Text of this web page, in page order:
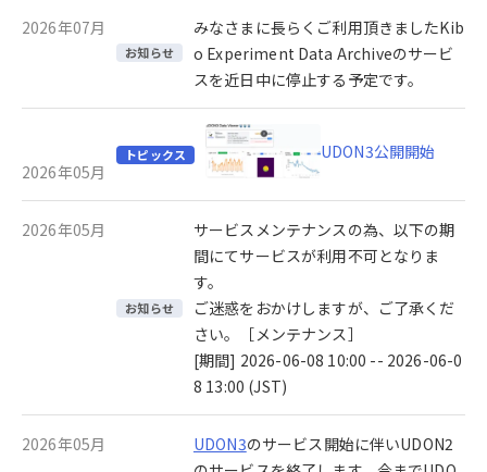
2026年07月
お知らせ
みなさまに長らくご利用頂きましたKib
o Experiment Data Archiveのサービ
スを近日中に停止する予定です。
2026年05月
トピックス UDON3公開開始
2026年05月
お知らせ
サービスメンテナンスの為、以下の期
間にてサービスが利用不可となりま
す。
ご迷惑をおかけしますが、ご了承くだ
さい。［メンテナンス］
[期間] 2026-06-08 10:00 -- 2026-06-0
8 13:00 (JST)
2026年05月 UDON3のサービス開始に伴いUDON2